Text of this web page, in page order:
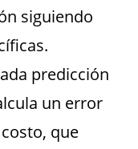
siguiendo
predicción
un error
que